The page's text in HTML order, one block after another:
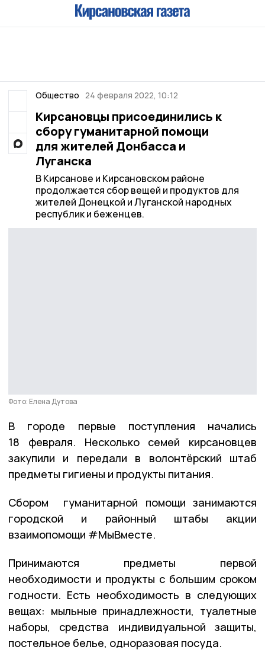
Общество 24 февраля 2022, 10:12
Кирсановцы присоединились к
сбору гуманитарной помощи
для жителей Донбасса и
Луганска
В Кирсанове и Кирсановском районе
продолжается сбор вещей и продуктов для
жителей Донецкой и Луганской народных
республик и беженцев.
Фото: Елена Дутова
В городе первые поступления начались
18 февраля. Несколько семей кирсановцев
закупили и передали в волонтёрский штаб
предметы гигиены и продукты питания.
Сбором гуманитарной помощи занимаются
городской и районный штабы акции
взаимопомощи #МыВместе.
Принимаются предметы первой
необходимости и продукты с большим сроком
годности. Есть необходимость в следующих
вещах: мыльные принадлежности, туалетные
наборы, средства индивидуальной защиты,
постельное белье, одноразовая посуда.